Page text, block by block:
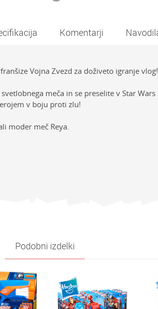
Komentarji
Vojna Zvezd za doživeto igranje vlog!
meča in se preselite v Star
v boju proti zlu!
moder meč Reya.
Podobni izdelki